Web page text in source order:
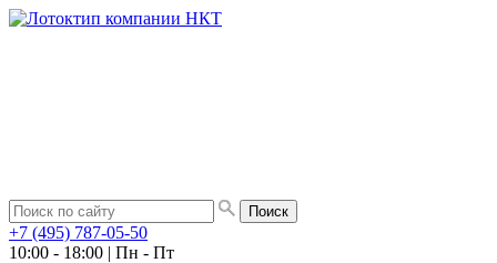
+7 (495) 787-05-50
10:00 - 18:00 | Пн - Пт